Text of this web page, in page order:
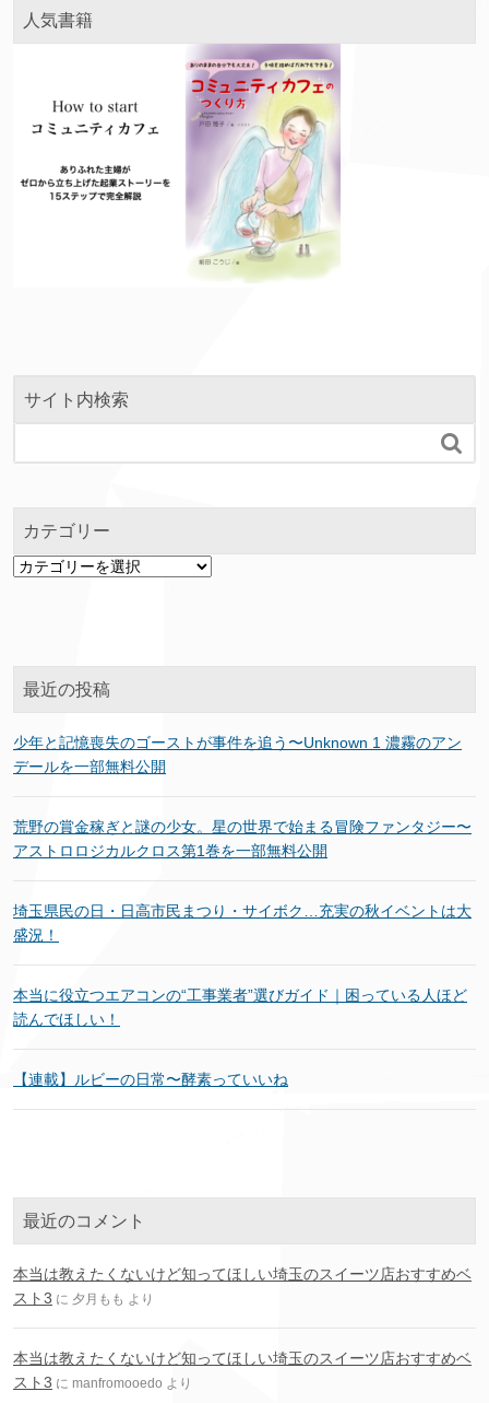
人気書籍
サイト内検索

カテゴリー
カ
最近の投稿
少年と記憶喪失のゴーストが事件を追う〜Unknown 1 濃霧のアン
デールを一部無料公開
荒野の賞金稼ぎと謎の少女。星の世界で始まる冒険ファンタジー〜
アストロロジカルクロス第1巻を一部無料公開
埼玉県民の日・日高市民まつり・サイボク…充実の秋イベントは大
盛況！
本当に役立つエアコンの“工事業者”選びガイド｜困っている人ほど
読んでほしい！
【連載】ルビーの日常〜酵素っていいね
最近のコメント
本当は教えたくないけど知ってほしい埼玉のスイーツ店おすすめベ
スト3 に 夕月もも より
本当は教えたくないけど知ってほしい埼玉のスイーツ店おすすめベ
スト3 に manfromooedo より